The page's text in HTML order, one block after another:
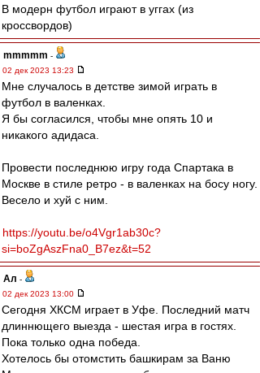
В модерн футбол играют в уггах (из
кроссвордов)
mmmmm -
02 дек 2023 13:23
Мне случалось в детстве зимой играть в
футбол в валенках.
Я бы согласился, чтобы мне опять 10 и
никакого адидаса.
Провести последнюю игру года Спартака в
Москве в стиле ретро - в валенках на босу ногу.
Весело и хуй с ним.
https://youtu.be/o4Vgr1ab30c?
si=boZgAszFna0_B7ez&t=52
Ал -
02 дек 2023 13:00
Сегодня ХКСМ играет в Уфе. Последний матч
длиннющего выезда - шестая игра в гостях.
Пока только одна победа.
Хотелось бы отомстить башкирам за Ваню